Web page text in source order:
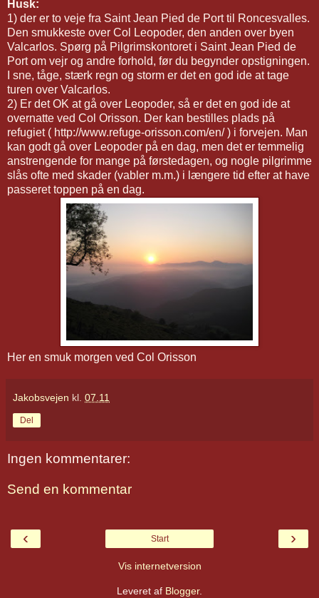
Husk:
1) der er to veje fra Saint Jean Pied de Port til Roncesvalles.
Den smukkeste over Col Leopoder, den anden over byen
Valcarlos. Spørg på Pilgrimskontoret i Saint Jean Pied de
Port om vejr og andre forhold, før du begynder opstigningen.
I sne, tåge, stærk regn og storm er det en god ide at tage
turen over Valcarlos.
2) Er det OK at gå over Leopoder, så er det en god ide at
overnatte ved Col Orisson. Der kan bestilles plads på
refugiet ( http://www.refuge-orisson.com/en/ ) i forvejen. Man
kan godt gå over Leopoder på en dag, men det er temmelig
anstrengende for mange på førstedagen, og nogle pilgrimme
slås ofte med skader (vabler m.m.) i længere tid efter at have
passeret toppen på en dag.
Her en smuk morgen ved Col Orisson
Jakobsvejen kl. 07.11
Del
Ingen kommentarer:
Send en kommentar
‹ ›
Start
Vis internetversion
Leveret af Blogger.